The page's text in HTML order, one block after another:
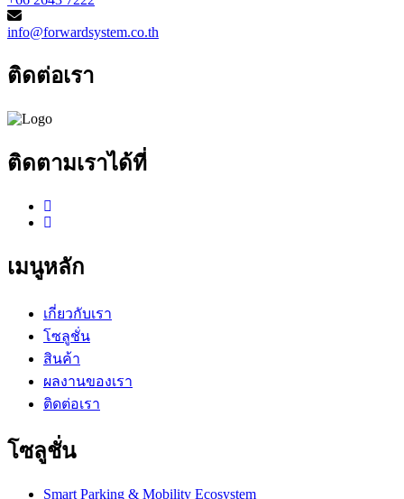
info@forwardsystem.co.th
ติดต่อเรา
ติดตามเราได้ที่
เมนูหลัก
เกี่ยวกับเรา
โซลูชั่น
สินค้า
ผลงานของเรา
ติดต่อเรา
โซลูชั่น
Smart Parking & Mobility Ecosystem